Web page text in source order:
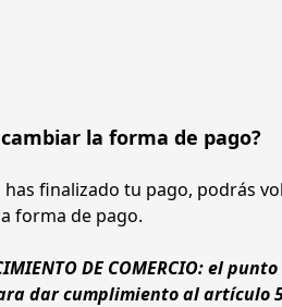
la forma de pago?
has finalizado tu pago, podrás
forma de pago.
DE COMERCIO: el
dar cumplimiento al artículo